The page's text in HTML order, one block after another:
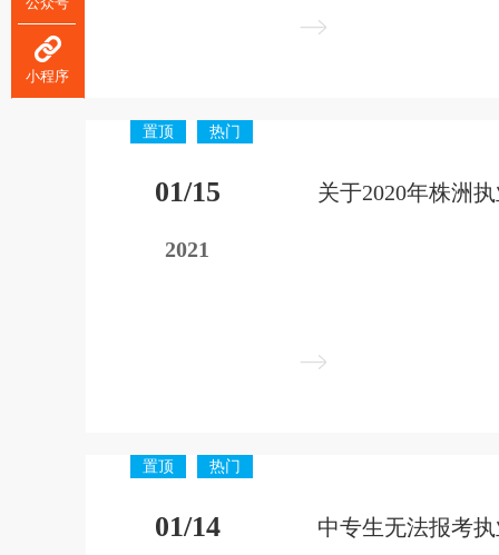
01/15
2021
置顶 热门
01/14
置顶 热门
小程序